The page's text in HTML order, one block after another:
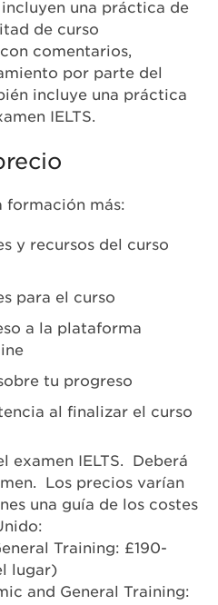
una práctica de
de curso
comentarios,
por parte del
incluye una práctica
IELTS.
formación más:
y recursos del curso
para el curso
a la plataforma
tu progreso
al finalizar el curso
examen IELTS. Deberá
Los precios varían
una guía de los costes
Training: £190-
lugar)
and General Training: